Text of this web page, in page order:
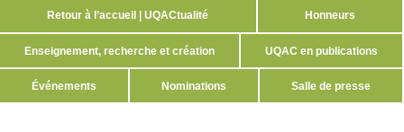
Retour à l’accueil | UQACtualité Honneurs
Enseignement, recherche et création UQAC en publications
Événements Nominations Salle de presse